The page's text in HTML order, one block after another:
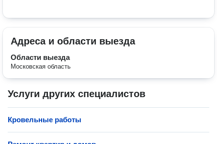
Адреса и области выезда
Области выезда
Московская область
Услуги других специалистов
Кровельные работы